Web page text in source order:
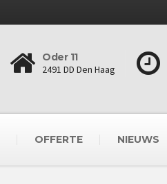
Oder 11
2491 DD Den Haag
OFFERTE NIEUWS